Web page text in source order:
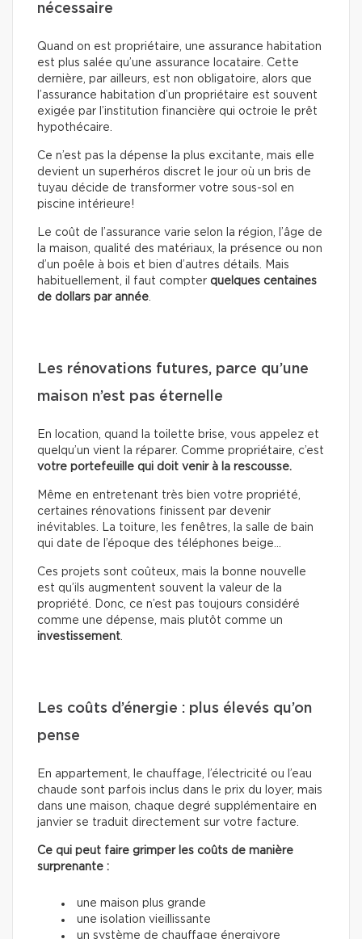
nécessaire
Quand on est propriétaire, une assurance habitation
est plus salée qu’une assurance locataire. Cette
dernière, par ailleurs, est non obligatoire, alors que
l’assurance habitation d’un propriétaire est souvent
exigée par l’institution financière qui octroie le prêt
hypothécaire.
Ce n’est pas la dépense la plus excitante, mais elle
devient un superhéros discret le jour où un bris de
tuyau décide de transformer votre sous-sol en
piscine intérieure!
Le coût de l’assurance varie selon la région, l’âge de
la maison, qualité des matériaux, la présence ou non
d’un poêle à bois et bien d’autres détails. Mais
habituellement, il faut compter quelques centaines
de dollars par année
Les rénovations futures, parce qu’une
maison n’est pas éternelle
En location, quand la toilette brise, vous appelez et
quelqu’un vient la réparer. Comme propriétaire, c’est
votre portefeuille qui doit venir à la rescousse.
Même en entretenant très bien votre propriété,
certaines rénovations finissent par devenir
inévitables. La toiture, les fenêtres, la salle de bain
qui date de l’époque des téléphones beige…
Ces projets sont coûteux, mais la bonne nouvelle
est qu’ils augmentent souvent la valeur de la
propriété. Donc, ce n’est pas toujours considéré
comme une dépense, mais plutôt comme un
investissement
Les coûts d’énergie : plus élevés qu’on
pense
En appartement, le chauffage, l’électricité ou l’eau
chaude sont parfois inclus dans le prix du loyer, mais
dans une maison, chaque degré supplémentaire en
janvier se traduit directement sur votre facture.
Ce qui peut faire grimper les coûts de manière
surprenante :
une maison plus grande
une isolation vieillissante
un système de chauffage énergivore